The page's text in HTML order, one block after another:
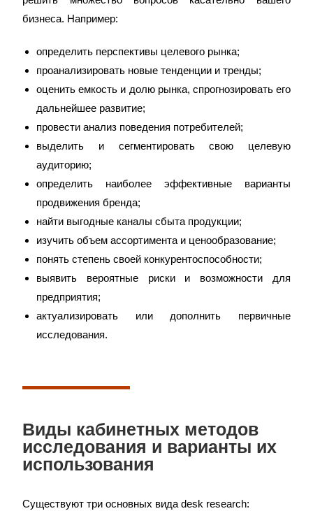
бизнеса. Например:
определить перспективы целевого рынка;
проанализировать новые тенденции и тренды;
оценить емкость и долю рынка, спрогнозировать его
дальнейшее развитие;
провести анализ поведения потребителей;
выделить и сегментировать свою целевую
аудиторию;
определить наиболее эффективные варианты
продвижения бренда;
найти выгодные каналы сбыта продукции;
изучить объем ассортимента и ценообразование;
понять степень своей конкурентоспособности;
выявить вероятные риски и возможности для
предприятия;
актуализировать или дополнить первичные
исследования.
Виды кабинетных методов
исследования и варианты их
использования
Существуют три основных вида desk research: